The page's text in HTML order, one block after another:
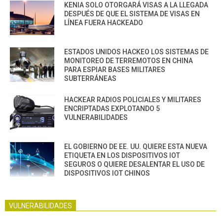
KENIA SOLO OTORGARÁ VISAS A LA LLEGADA
DESPUÉS DE QUE EL SISTEMA DE VISAS EN
LÍNEA FUERA HACKEADO
ESTADOS UNIDOS HACKEO LOS SISTEMAS DE
MONITOREO DE TERREMOTOS EN CHINA
PARA ESPIAR BASES MILITARES
SUBTERRÁNEAS
HACKEAR RADIOS POLICIALES Y MILITARES
ENCRIPTADAS EXPLOTANDO 5
VULNERABILIDADES
EL GOBIERNO DE EE. UU. QUIERE ESTA NUEVA
ETIQUETA EN LOS DISPOSITIVOS IOT
SEGUROS O QUIERE DESALENTAR EL USO DE
DISPOSITIVOS IOT CHINOS
VULNERABILIDADES